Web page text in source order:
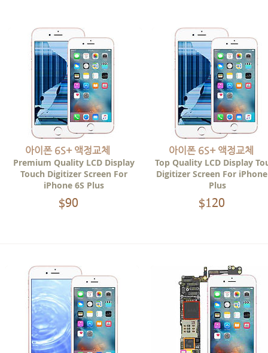
아이폰 6S+ 액정교체
Premium Quality LCD Display
Touch Digitizer Screen For
iPhone 6S Plus
$90
아이폰 6S+ 액정교체
Top Quality LCD Display
Digitizer Screen For iPhone
Plus
$120